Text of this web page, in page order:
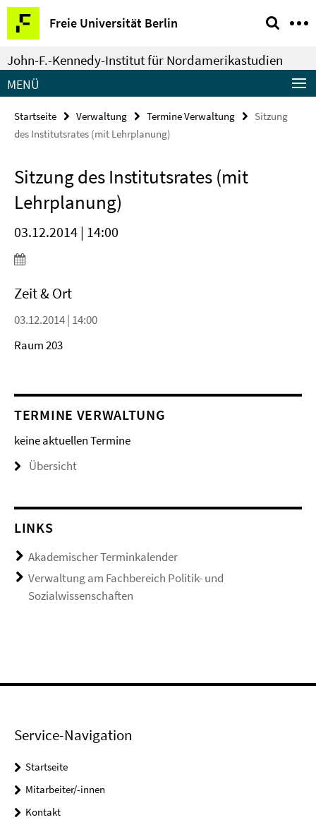
Springe
direkt
zu
Inhalt
Freie Universität Berlin
Service-
Navigation
John-F.-Kennedy-Institut für Nordamerikastudien
MENÜ
Startseite Verwaltung Termine Verwaltung
Sitzung
des Institutsrates (mit Lehrplanung)
Sitzung des Institutsrates (mit
Lehrplanung)
03.12.2014 | 14:00
Zeit & Ort
03.12.2014 | 14:00
Raum 203
TERMINE VERWALTUNG
keine aktuellen Termine
Übersicht
LINKS
Akademischer Terminkalender
Verwaltung am Fachbereich Politik- und
Sozialwissenschaften
Service-Navigation
Startseite
Mitarbeiter/-innen
Kontakt